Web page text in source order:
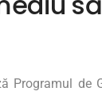
Programul de